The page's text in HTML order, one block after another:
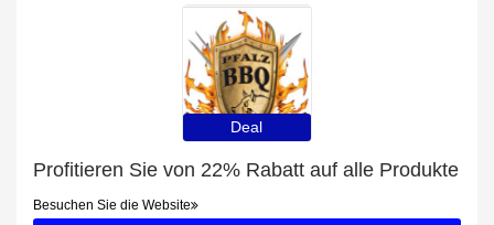
Deal
Profitieren Sie von 22% Rabatt auf alle Produkte
Besuchen Sie die Website